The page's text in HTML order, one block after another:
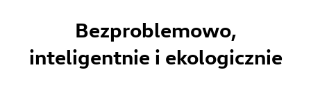
Bezproblemowo,
inteligentnie i ekologicznie